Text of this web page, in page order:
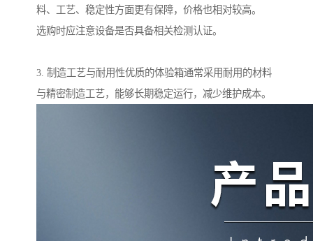
料、工艺、稳定性方面更有保障，价格也相对较高。
选购时应注意设备是否具备相关检测认证。
3. 制造工艺与耐用性优质的体验箱通常采用耐用的材料
与精密制造工艺，能够长期稳定运行，减少维护成本。